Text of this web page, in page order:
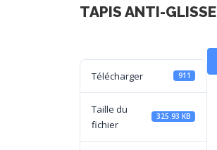
TAPIS ANTI-GLISSE
Télécharger 911
Taille du
fichier
325.93 KB